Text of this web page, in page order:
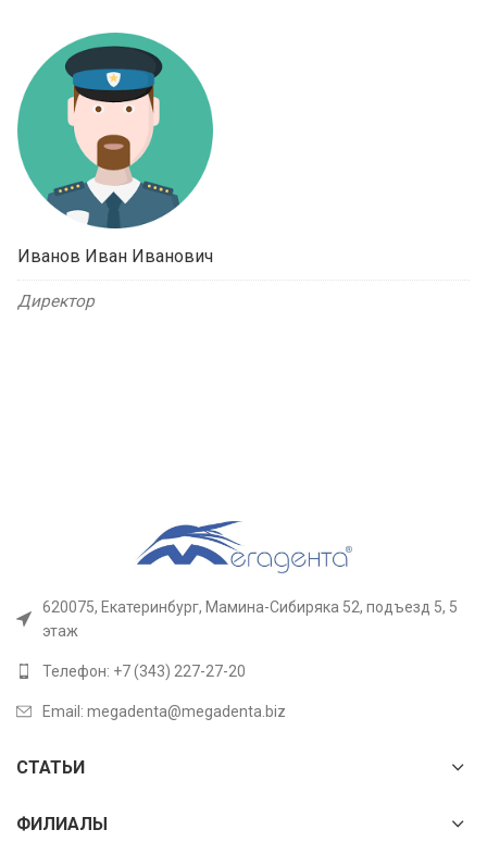
Иванов Иван Иванович
Директор
620075, Екатеринбург, Мамина-Сибиряка 52, подъезд 5, 5
этаж
Телефон: +7 (343) 227-27-20
Email: megadenta@megadenta.biz
СТАТЬИ
ФИЛИАЛЫ